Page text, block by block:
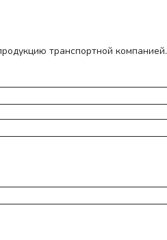
транспортной компанией.